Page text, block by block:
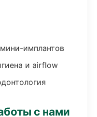
имплантов
и airflow
с нами